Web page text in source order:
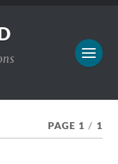
PAGE 1 / 1